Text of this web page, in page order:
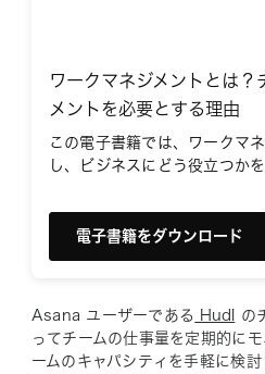
ワークマネジメントとは？
メントを必要とする理由
この電子書籍では、ワークマ
し、ビジネスにどう役立つか
電子書籍をダウンロード
Asana ユーザーである Hudl
の
ってチームの仕事量を定期的に
ームのキャパシティを手軽に検